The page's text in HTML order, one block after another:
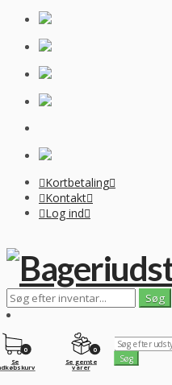
Kortbetaling
Kontakt
Log ind
0
Se gemte
varer
0
Se